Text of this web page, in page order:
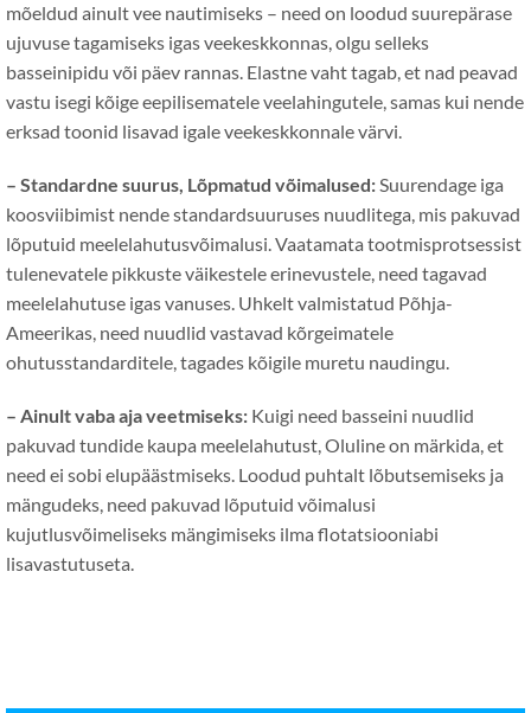
mõeldud ainult vee nautimiseks – need on loodud suurepärase
ujuvuse tagamiseks igas veekeskkonnas, olgu selleks
basseinipidu või päev rannas. Elastne vaht tagab, et nad peavad
vastu isegi kõige eepilisematele veelahingutele, samas kui nende
erksad toonid lisavad igale veekeskkonnale värvi.
– Standardne suurus, Lõpmatud võimalused:Suurendage iga
koosviibimist nende standardsuuruses nuudlitega, mis pakuvad
lõputuid meelelahutusvõimalusi. Vaatamata tootmisprotsessist
tulenevatele pikkuste väikestele erinevustele, need tagavad
meelelahutuse igas vanuses. Uhkelt valmistatud Põhja-
Ameerikas, need nuudlid vastavad kõrgeimatele
ohutusstandarditele, tagades kõigile muretu naudingu.
– Ainult vaba aja veetmiseks: Kuigi need basseini nuudlid
pakuvad tundide kaupa meelelahutust, Oluline on märkida, et
need ei sobi elupäästmiseks. Loodud puhtalt lõbutsemiseks ja
mängudeks, need pakuvad lõputuid võimalusi
kujutlusvõimeliseks mängimiseks ilma flotatsiooniabi
lisavastutuseta.